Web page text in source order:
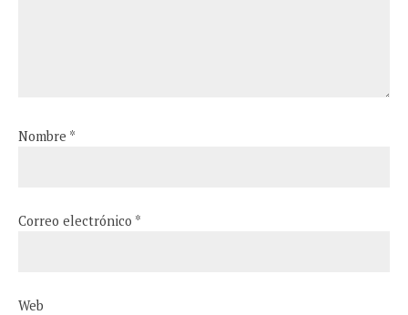
Nombre *
Correo electrónico *
Web